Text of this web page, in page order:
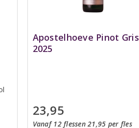
Apostelhoeve Pinot Gris
2025
23,95
Vanaf 12 flessen 21,95 per fles